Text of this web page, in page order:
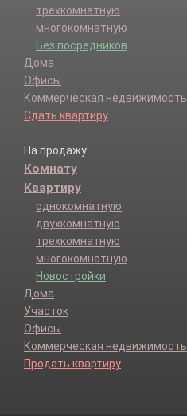
трехкомнатную
многокомнатную
Без посредников
Дома
Офисы
Коммерческая недвижимость
Сдать квартиру
На продажу:
Комнату
Квартиру
однокомнатную
двухкомнатную
трехкомнатную
многокомнатную
Новостройки
Дома
Участок
Офисы
Коммерческая недвижимость
Продать квартиру